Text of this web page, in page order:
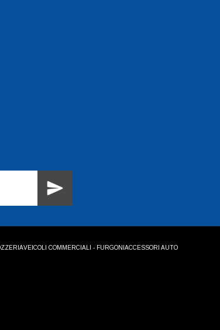
VEICOLI COMMERCIALI - FURGONI ACCESSORI AUTO